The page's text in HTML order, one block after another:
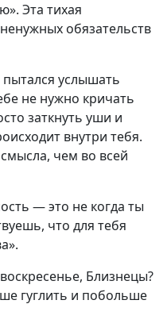
Эта тихая
обязательств
пытался услышать
не нужно кричать
заткнуть уши и
внутри тебя.
чем во всей
— это не когда ты
что для тебя
Близнецы?
гуглить и побольше